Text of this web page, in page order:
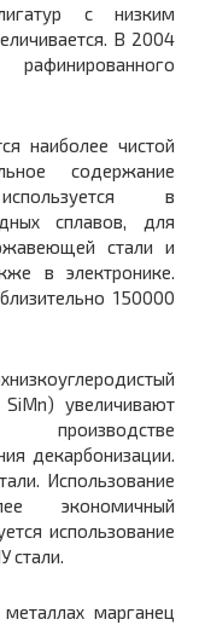
с низким
В 2004
наиболее чистой
содержание
в
сплавов, для
стали и
в электронике.
150000
увеличивают
декарбонизации.
Использование
экономичный
использование
стали.
марганец